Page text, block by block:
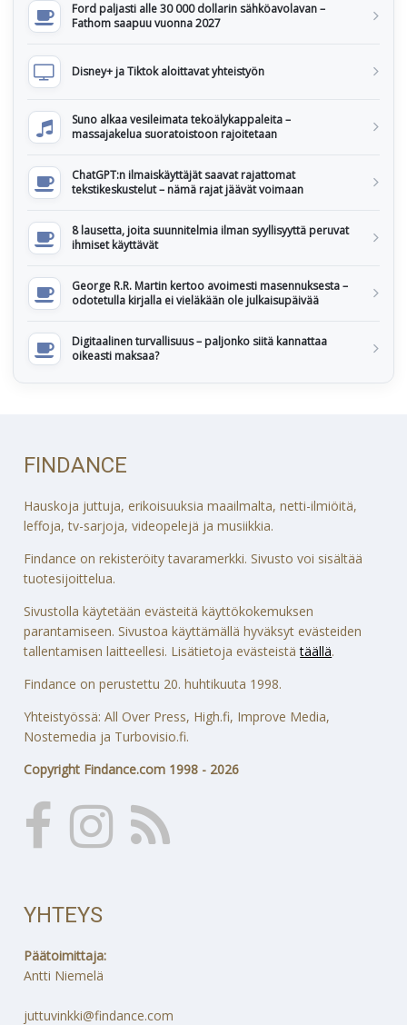
Ford paljasti alle 30 000 dollarin sähköavolavan –
Fathom saapuu vuonna 2027
Disney+ ja Tiktok aloittavat yhteistyön
Suno alkaa vesileimata tekoälykappaleita –
massajakelua suoratoistoon rajoitetaan
ChatGPT:n ilmaiskäyttäjät saavat rajattomat
tekstikeskustelut – nämä rajat jäävät voimaan
8 lausetta, joita suunnitelmia ilman syyllisyyttä peruvat
ihmiset käyttävät
George R.R. Martin kertoo avoimesti masennuksesta –
odotetulla kirjalla ei vieläkään ole julkaisupäivää
Digitaalinen turvallisuus – paljonko siitä kannattaa
oikeasti maksaa?
FINDANCE
Hauskoja juttuja, erikoisuuksia maailmalta, netti-ilmiöitä,
leffoja, tv-sarjoja, videopelejä ja musiikkia.
Findance on rekisteröity tavaramerkki. Sivusto voi sisältää
tuotesijoittelua.
Sivustolla käytetään evästeitä käyttökokemuksen
parantamiseen. Sivustoa käyttämällä hyväksyt evästeiden
tallentamisen laitteellesi. Lisätietoja evästeistätäällä.
Findance on perustettu 20. huhtikuuta 1998.
Yhteistyössä: All Over Press, High.fi, Improve Media,
Nostemedia ja Turbovisio.fi.
Copyright Findance.com 1998 - 2026
YHTEYS
Päätoimittaja:
Antti Niemelä
juttuvinkki@findance.com